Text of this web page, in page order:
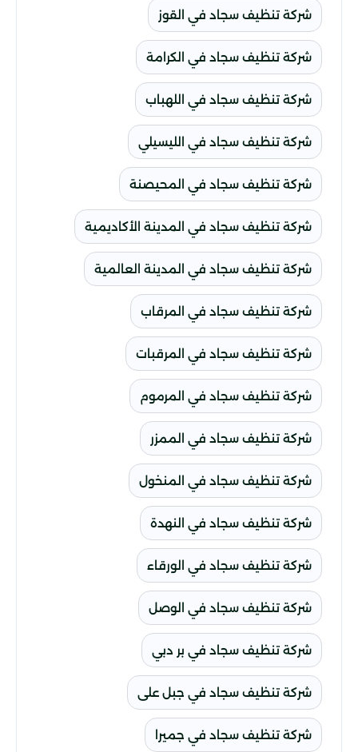
شركة تنظيف سجاد في القوز
شركة تنظيف سجاد في الكرامة
شركة تنظيف سجاد في اللهباب
شركة تنظيف سجاد في الليسيلي
شركة تنظيف سجاد في المحيصنة
شركة تنظيف سجاد في المدينة الأكاديمية
شركة تنظيف سجاد في المدينة العالمية
شركة تنظيف سجاد في المرقاب
شركة تنظيف سجاد في المرقبات
شركة تنظيف سجاد في المرموم
شركة تنظيف سجاد في الممزر
شركة تنظيف سجاد في المنخول
شركة تنظيف سجاد في النهدة
شركة تنظيف سجاد في الورقاء
شركة تنظيف سجاد في الوصل
شركة تنظيف سجاد في بر دبي
شركة تنظيف سجاد في جبل على
شركة تنظيف سجاد في جميرا